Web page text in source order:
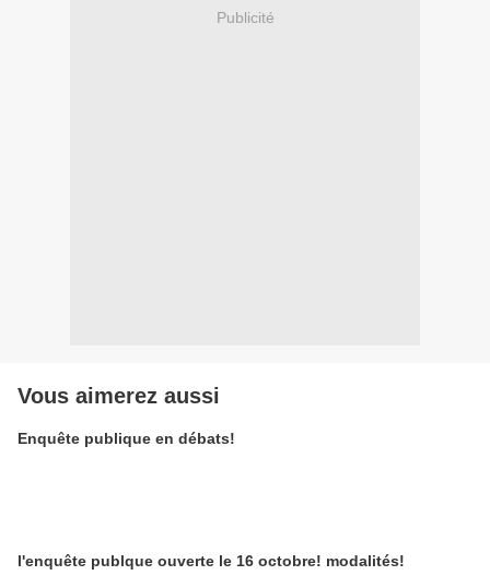
Publicité
Vous aimerez aussi
Enquête publique en débats!
l'enquête publque ouverte le 16 octobre! modalités!